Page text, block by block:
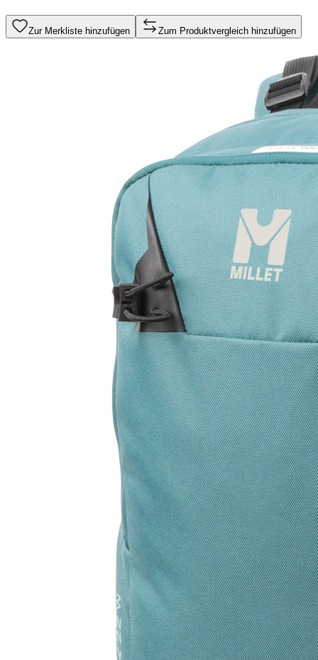
Zur Merkliste hinzufügen Zum Produktvergleich hinzufügen